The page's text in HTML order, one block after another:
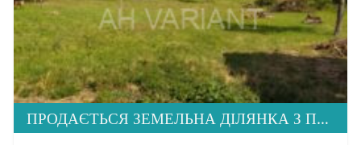
ПРОДАЄТЬСЯ ЗЕМЕЛЬНА ДІЛЯНКА З ПРОЕКТОМ ПІД ТАУНХАУСИ, С. ЯРОК